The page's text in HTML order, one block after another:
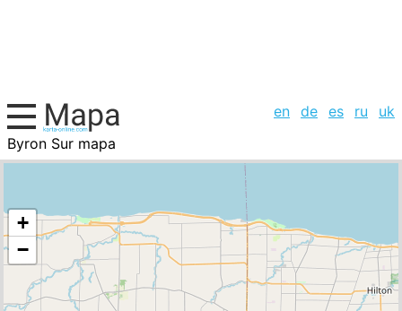
en de es ru
uk
Byron Sur mapa
Estados Unidos, la lista de ciudades
+
−